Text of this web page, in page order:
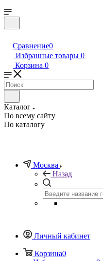
Сравнение0
Избранные товары 0
Корзина 0
Каталог
По всему сайту
По каталогу
Москва
Назад
Личный кабинет
Корзина0